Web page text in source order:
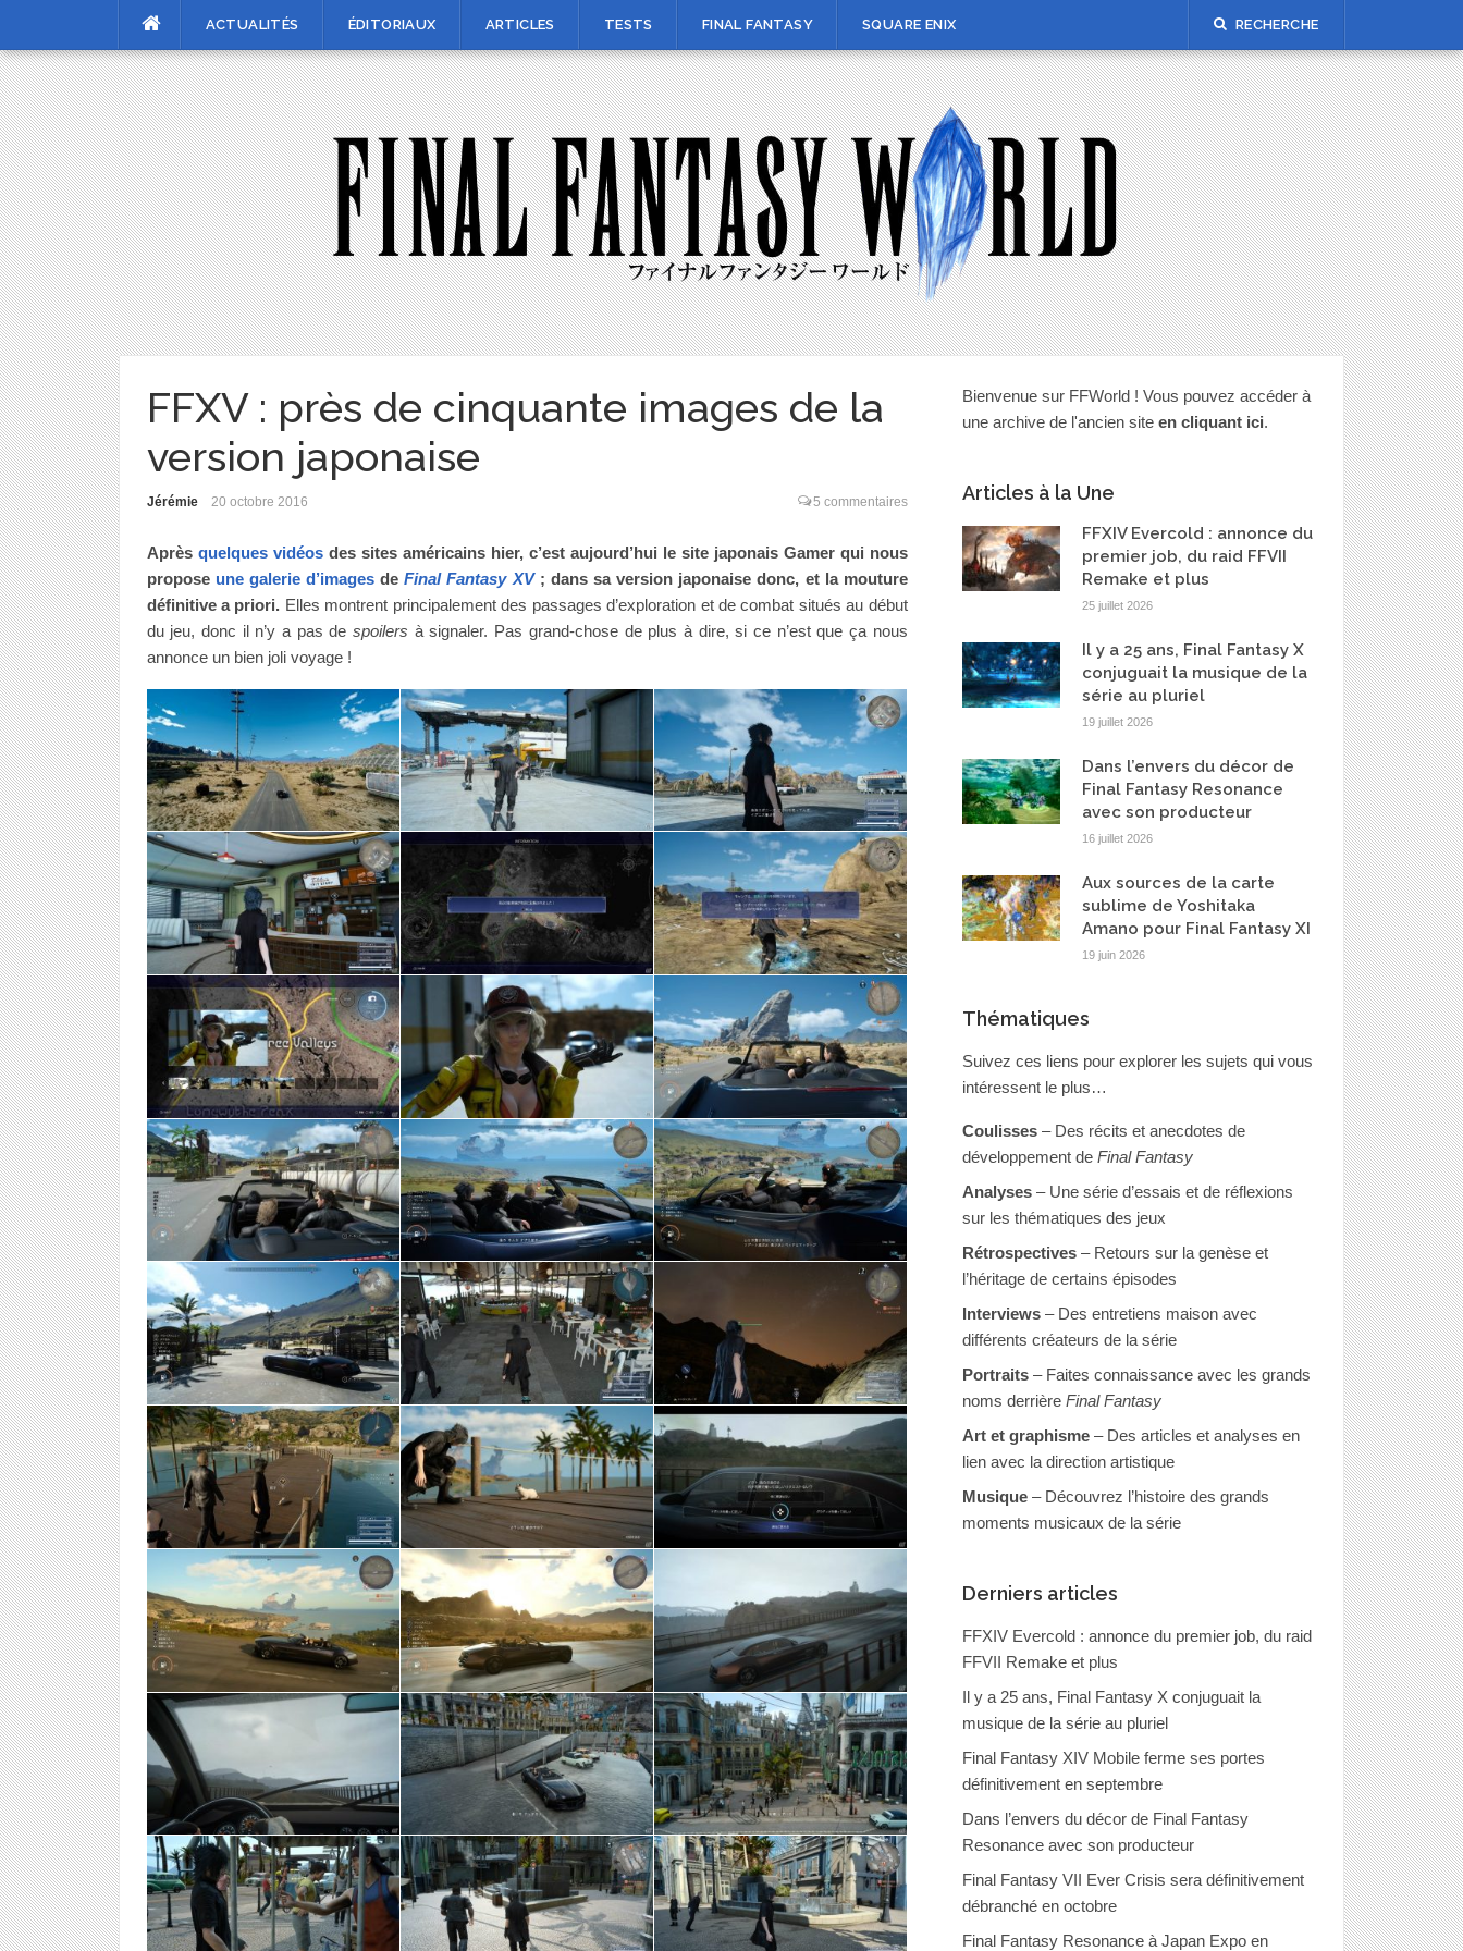
content
ACTUALITÉS ÉDITORIAUX ARTICLES TESTS FINAL FANTASY SQUARE ENIX RECHERCHE
FFXV : près de cinquante images de la
version japonaise
Jérémie 20 octobre 2016 5 commentaires
Après quelques vidéosdes sites américains hier, c’est aujourd’hui le site japonais Gamer qui nous
propose une galerie d’imagesdeFinal Fantasy XV; dans sa version japonaise donc, et la mouture
définitive a priori. Elles montrent principalement des passages d’exploration et de combat situés au début
du jeu, donc il n’y a pas despoilers à signaler. Pas grand-chose de plus à dire, si ce n’est que ça nous
annonce un bien joli voyage !
Bienvenue sur FFWorld ! Vous pouvez accéder à
une archive de l'ancien site en cliquant ici.
Articles à la Une
FFXIV Evercold : annonce du
premier job, du raid FFVII
Remake et plus
25 juillet 2026
Il y a 25 ans, Final Fantasy X
conjuguait la musique de la
série au pluriel
19 juillet 2026
Dans l’envers du décor de
Final Fantasy Resonance
avec son producteur
16 juillet 2026
Aux sources de la carte
sublime de Yoshitaka
Amano pour Final Fantasy XI
19 juin 2026
Thématiques
Suivez ces liens pour explorer les sujets qui vous
intéressent le plus…
Coulisses– Des récits et anecdotes de
développement de Final Fantasy
Analyses– Une série d’essais et de réflexions
sur les thématiques des jeux
Rétrospectives– Retours sur la genèse et
l’héritage de certains épisodes
Interviews– Des entretiens maison avec
différents créateurs de la série
Portraits– Faites connaissance avec les grands
noms derrière Final Fantasy
Art et graphisme– Des articles et analyses en
lien avec la direction artistique
Musique– Découvrez l’histoire des grands
moments musicaux de la série
Derniers articles
FFXIV Evercold : annonce du premier job, du raid
FFVII Remake et plus
Il y a 25 ans, Final Fantasy X conjuguait la
musique de la série au pluriel
Final Fantasy XIV Mobile ferme ses portes
définitivement en septembre
Dans l’envers du décor de Final Fantasy
Resonance avec son producteur
Final Fantasy VII Ever Crisis sera définitivement
débranché en octobre
Final Fantasy Resonance à Japan Expo en